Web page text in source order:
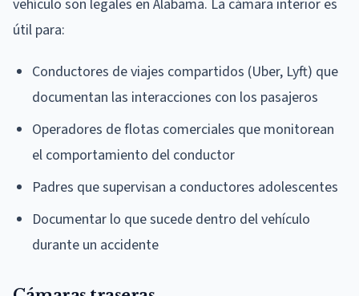
vehículo son legales en Alabama. La cámara interior es
útil para:
Conductores de viajes compartidos (Uber, Lyft) que
documentan las interacciones con los pasajeros
Operadores de flotas comerciales que monitorean
el comportamiento del conductor
Padres que supervisan a conductores adolescentes
Documentar lo que sucede dentro del vehículo
durante un accidente